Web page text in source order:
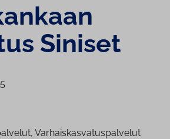
Siniset
Varhaiskasvatuspalvelut